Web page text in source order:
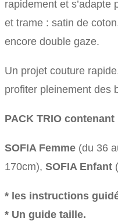
rapidement et
et trame : satin de
encore double gaze.
Un projet couture
profiter pleinement des
PACK TRIO contenant
SOFIA Femme (du 36
170cm), SOFIA Enfant
* les instructions
* Un guide taille.